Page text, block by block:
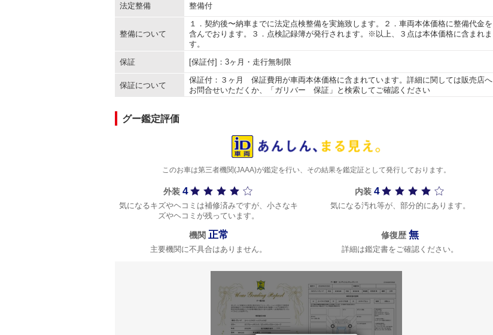
法定整備 整備付
整備について
１．契約後〜納車までに法定点検整備を実施致します。２．車両本体価格に整備代金を
含んでおります。３．点検記録簿が発行されます。※以上、３点は本体価格に含まれま
す。
保証
[保証付]：3ヶ月・走行無制限
保証について
保証付：３ヶ月 保証費用が車両本体価格に含まれています。詳細に関しては販売店へ
お問合せいただくか、「ガリバー 保証」と検索してご確認ください
グー鑑定評価
このお車は第三者機関(JAAA)が鑑定を行い、その結果を鑑定証として発行しております。
外装 4
気になるキズやヘコミは補修済みですが、小さなキ
ズやヘコミが残っています。
内装 4
気になる汚れ等が、部分的にあります。
機関 正常
主要機関に不具合はありません。
修復歴 無
詳細は鑑定書をご確認ください。